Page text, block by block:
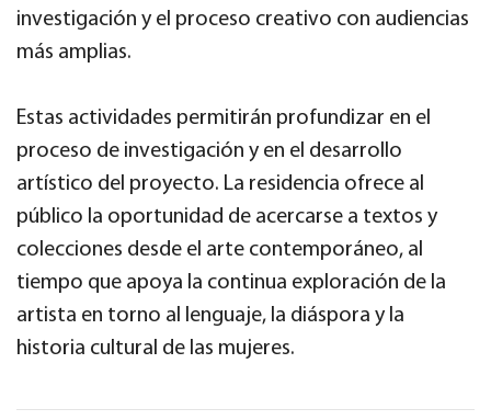
investigación y el proceso creativo con audiencias
más amplias.
Estas actividades permitirán profundizar en el
proceso de investigación y en el desarrollo
artístico del proyecto. La residencia ofrece al
público la oportunidad de acercarse a textos y
colecciones desde el arte contemporáneo, al
tiempo que apoya la continua exploración de la
artista en torno al lenguaje, la diáspora y la
historia cultural de las mujeres.